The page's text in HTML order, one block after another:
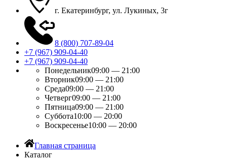
г. Екатеринбург, ул. Лукиных, 3г
8 (800) 707-89-04
+7 (967) 909-04-40
+7 (967) 909-04-40
Понедельник09:00 — 21:00
Вторник09:00 — 21:00
Среда09:00 — 21:00
Четверг09:00 — 21:00
Пятница09:00 — 21:00
Суббота10:00 — 20:00
Воскресенье10:00 — 20:00
Главная страница
Каталог